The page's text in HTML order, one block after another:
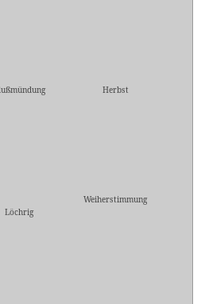
Herbst
Löchrig
Weiherstimmung